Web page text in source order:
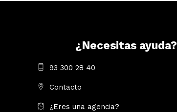
¿Necesitas ayuda?
93 300 28 40
Contacto
¿Eres una agencia?